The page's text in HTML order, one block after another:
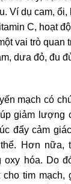
Ví dụ cam, ổi,
C, hoạt
vai trò quan
dưa đỏ, đu
mạch có
giảm lượng
đẩy cảm
Hơn nữa,
oxy hóa. Do
tim mạch,